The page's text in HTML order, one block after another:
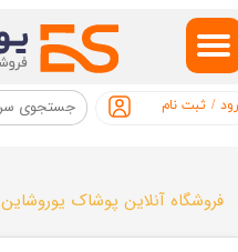
/ ثبت نام
حساب کاربری من
تغییر گذر واژه
خروج از حساب کاربری
فروشگاه آنلاین پوشاک یوروشاین